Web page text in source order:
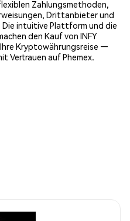
Zahlungsmethoden,
Drittanbieter und
intuitive Plattform und die
den Kauf von INFY
Kryptowährungsreise —
Vertrauen auf Phemex.